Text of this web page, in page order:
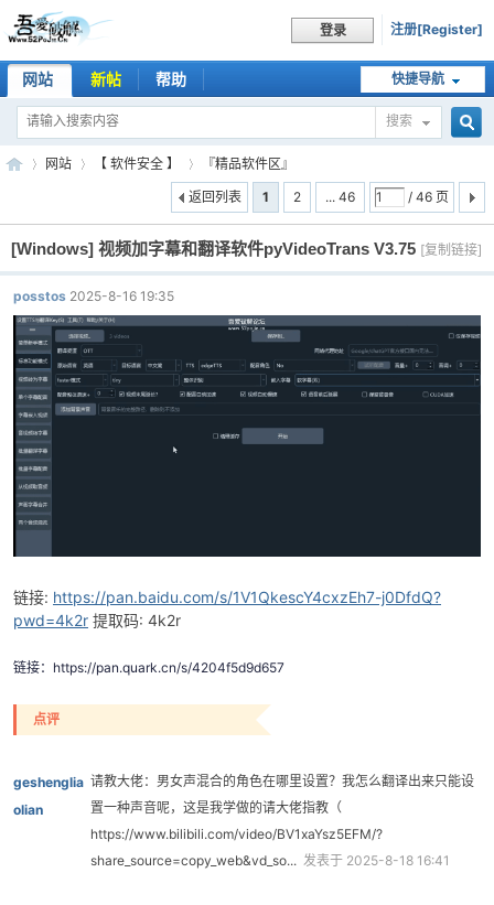
登录 注册[Register]
快捷导航
网站 新帖 帮助
搜索
索
吾
爱
»
网站
›
【 软件安全 】
›
『精品软件区』
1
2 ... 46 / 46 页
返回列表
[Windows] 视频加字幕和翻译软件pyVideoTrans V3.75 [复制链接]
posstos 2025-8-16 19:35
链接: https://pan.baidu.com/s/1V1QkescY4cxzEh7-j0DfdQ?
pwd=4k2r 提取码: 4k2r
链接：https://pan.quark.cn/s/4204f5d9d657
点评
geshenglia
olian
请教大佬：男女声混合的角色在哪里设置？我怎么翻译出来只能设
置一种声音呢，这是我学做的请大佬指教（
https://www.bilibili.com/video/BV1xaYsz5EFM/?
share_source=copy_web&vd_so... 发表于 2025-8-18 16:41